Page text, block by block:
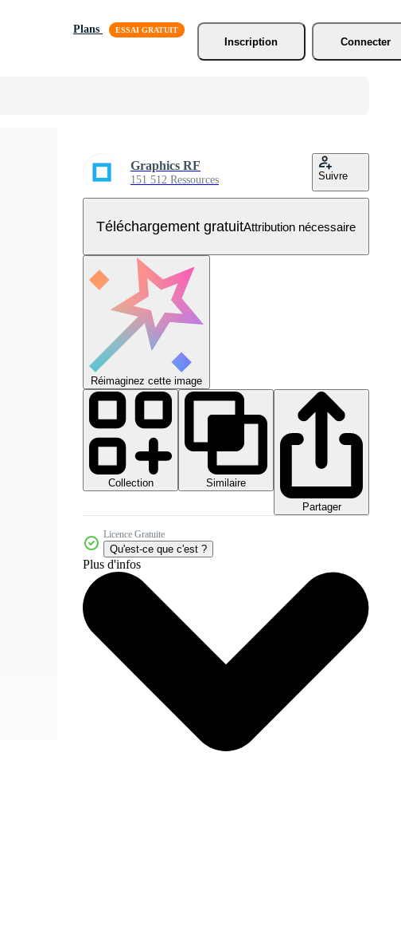
Plans
Inscription
Connecter
Graphics RF
151 512 Ressources Suivre
Téléchargement gratuitAttribution nécessaire
Réimaginez cette image
Collection
Similaire
Partager
Licence Gratuite
Qu'est-ce que c'est ?
Plus d'infos